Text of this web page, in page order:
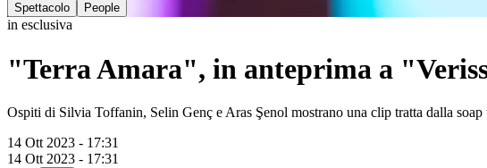
Spettacolo People
in esclusiva
"Terra Amara", in anteprima a
Ospiti di Silvia Toffanin, Selin Genç e Aras Şenol mostrano una clip tratta dalla
14 Ott 2023 - 17:31
14 Ott 2023 - 17:31